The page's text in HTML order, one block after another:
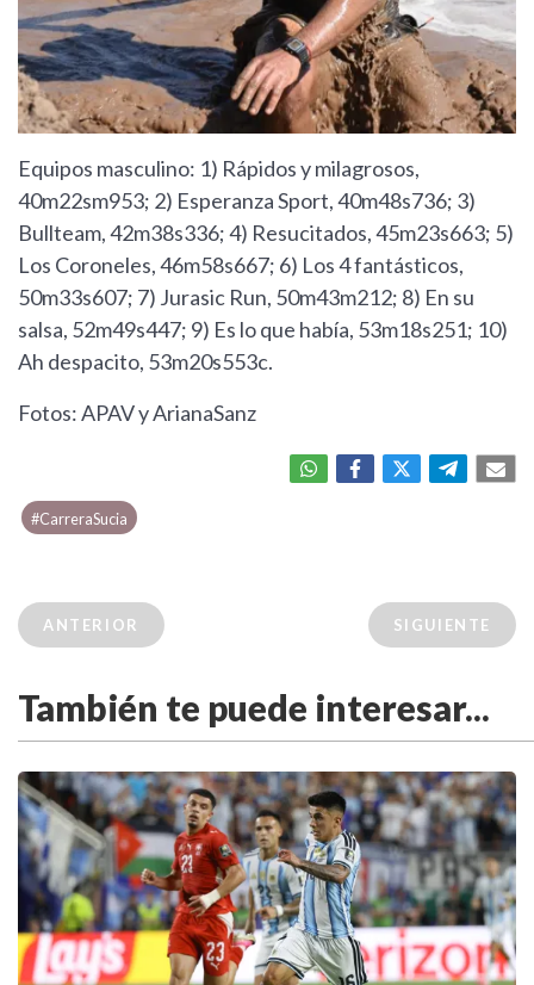
Equipos masculino: 1) Rápidos y milagrosos,
40m22sm953; 2) Esperanza Sport, 40m48s736; 3)
Bullteam, 42m38s336; 4) Resucitados, 45m23s663; 5)
Los Coroneles, 46m58s667; 6) Los 4 fantásticos,
50m33s607; 7) Jurasic Run, 50m43m212; 8) En su
salsa, 52m49s447; 9) Es lo que había, 53m18s251; 10)
Ah despacito, 53m20s553c.
Fotos: APAV y ArianaSanz
#CarreraSucia
ANTERIOR SIGUIENTE
También te puede interesar...